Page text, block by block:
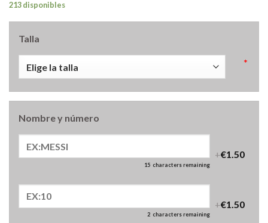
213 disponibles
Talla
*
Nombre y número
15 characters remaining
+€1.50
2 characters remaining
+€1.50